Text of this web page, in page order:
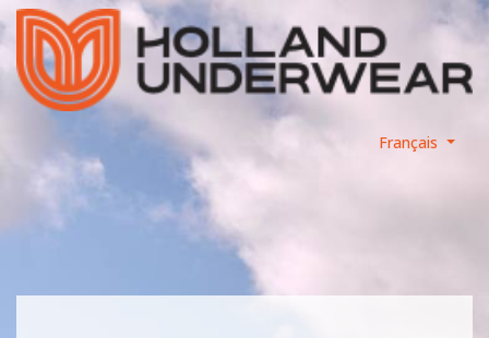
Français